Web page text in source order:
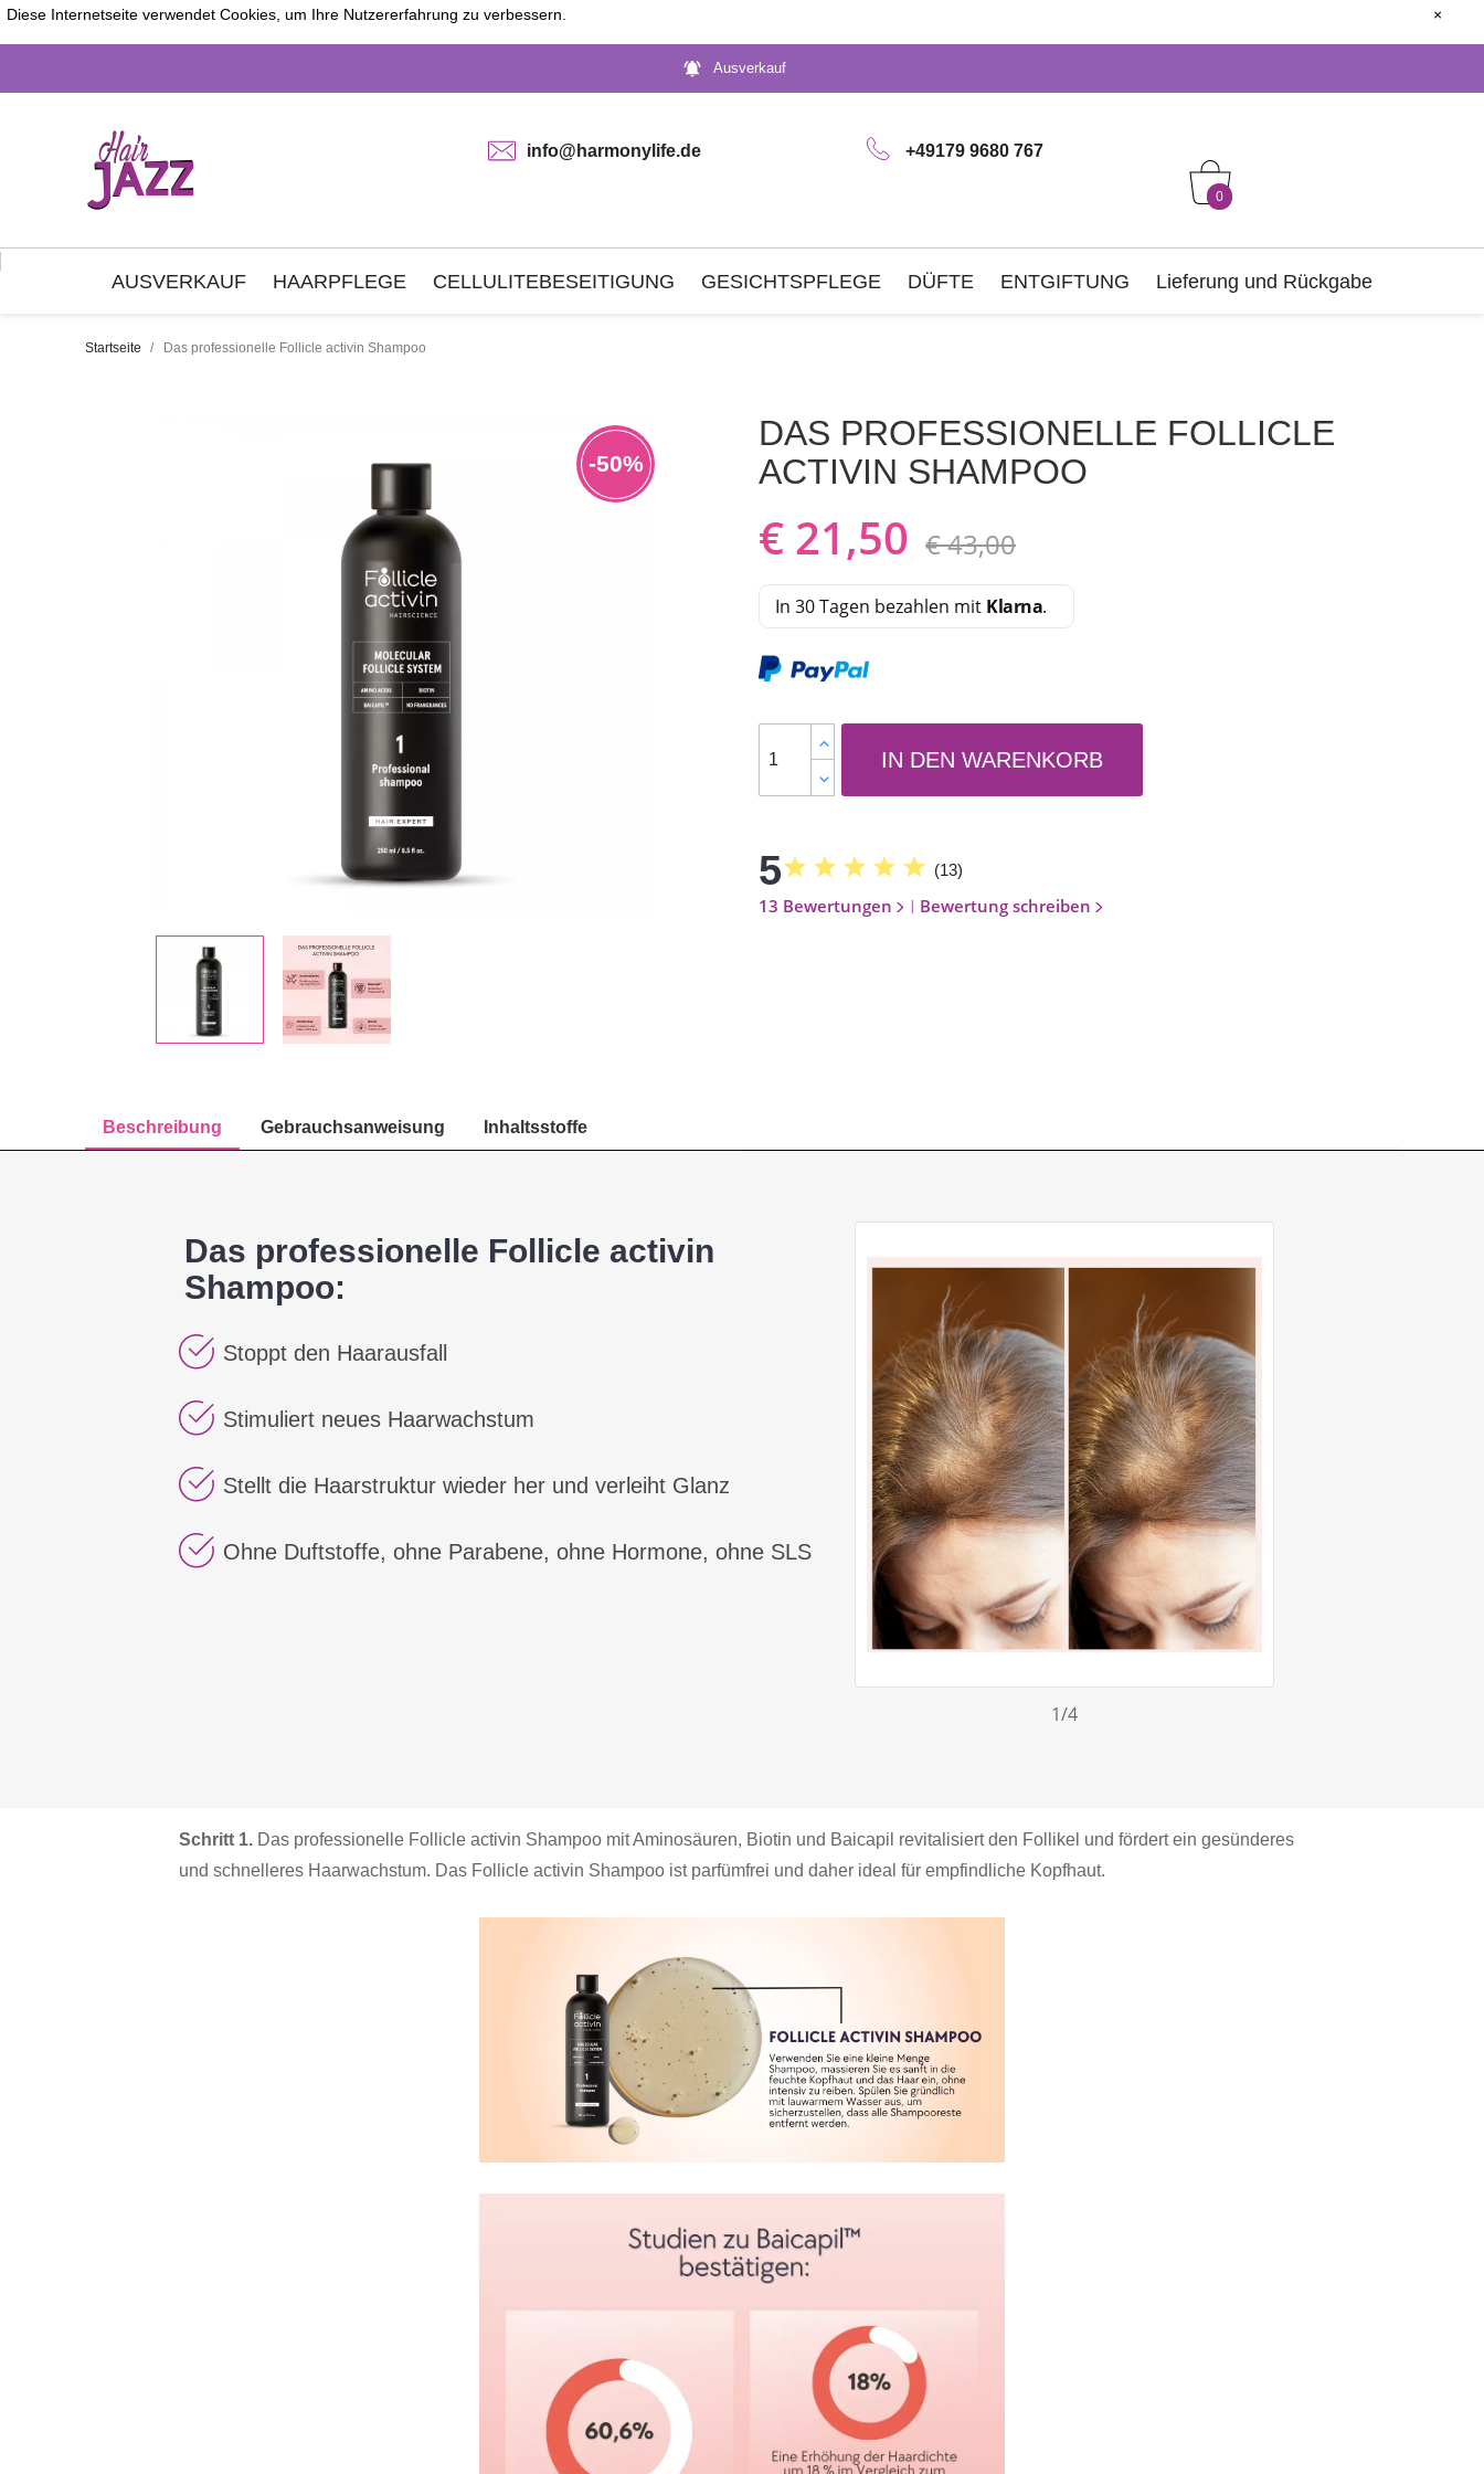
Diese Internetseite verwendet Cookies, um Ihre Nutzererfahrung zu verbessern.
notifications_active Ausverkauf
info@harmonylife.de +49179 9680 767
AUSVERKAUF HAARPFLEGE CELLULITEBESEITIGUNG GESICHTSPFLEGE DÜFTE ENTGIFTUNG Lieferung und Rückgabe
0
Startseite Das professionelle Follicle activin Shampoo
-50%
DAS PROFESSIONELLE FOLLICLE
ACTIVIN SHAMPOO
€ 21,50 € 43,00
In 30 Tagen bezahlen mit Klarna.
IN DEN WARENKORB
5star star star star star (13)
13 Bewertungen | Bewertung schreiben
Beschreibung Gebrauchsanweisung Inhaltsstoffe
Das professionelle Follicle activin
Shampoo:
Stoppt den Haarausfall
Stimuliert neues Haarwachstum
Stellt die Haarstruktur wieder her und verleiht Glanz
Ohne Duftstoffe, ohne Parabene, ohne Hormone, ohne SLS
1/4
Schritt 1. Das professionelle Follicle activin Shampoo mit Aminosäuren, Biotin und Baicapil revitalisiert den Follikel und fördert ein gesünderes
und schnelleres Haarwachstum. Das Follicle activin Shampoo ist parfümfrei und daher ideal für empfindliche Kopfhaut.